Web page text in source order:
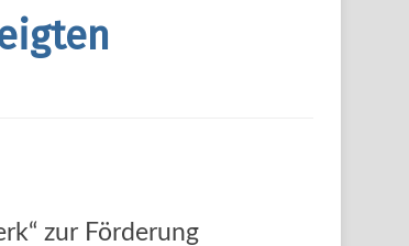
zur Förderung